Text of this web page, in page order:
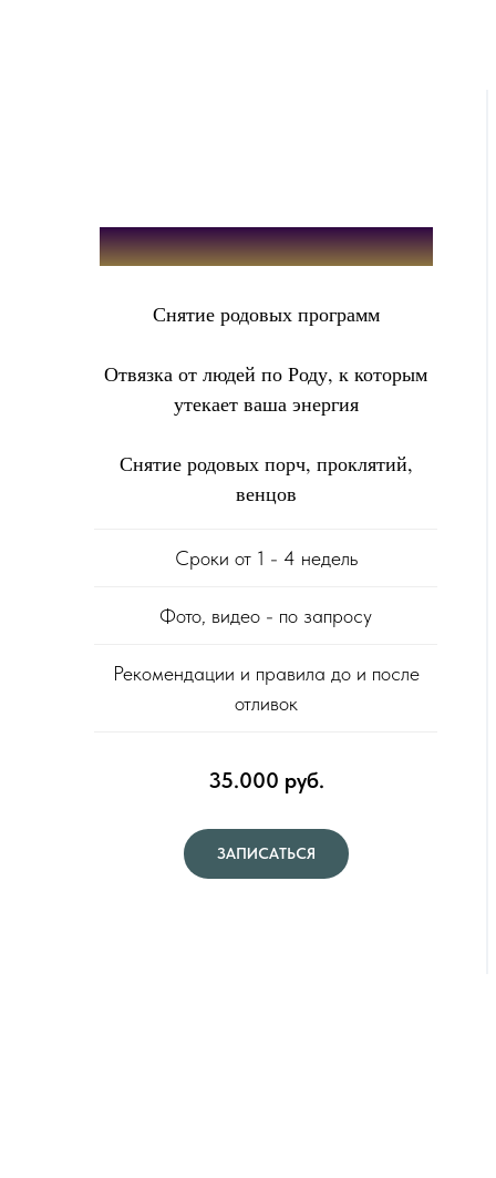
Отливка Родового негатива
Снятие родовых программ
Отвязка от людей по Роду, к которым
утекает ваша энергия
Снятие родовых порч, проклятий,
венцов
Сроки от 1 - 4 недель
Фото, видео - по запросу
Рекомендации и правила до и после
отливок
35.000 руб.
ЗАПИСАТЬСЯ